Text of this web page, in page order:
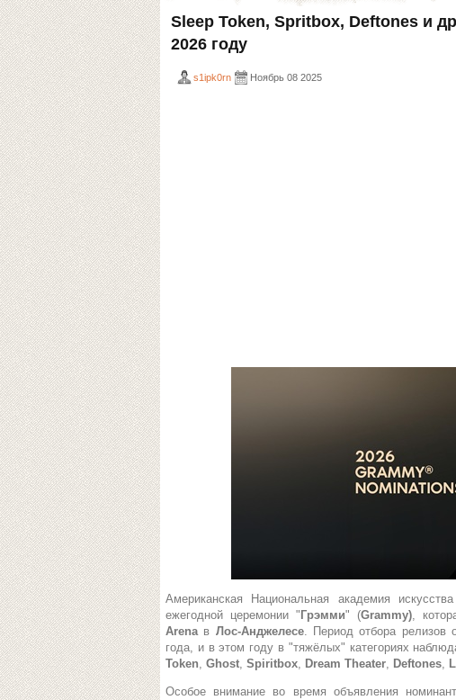
Sleep Token, Spritbox, Deftones и
2026 году
s1ipk0rn Ноябрь 08 2025
Американская Национальная академия
ежегодной церемонии " Грэмми" (Grammy),
Arena в Лос-Анджелесе. Период отбора релизов
года, и в этом году в "тяжёлых" категориях
Token, Ghost, Spiritbox, Dream Theater, Deftones,
Особое внимание во время объявления